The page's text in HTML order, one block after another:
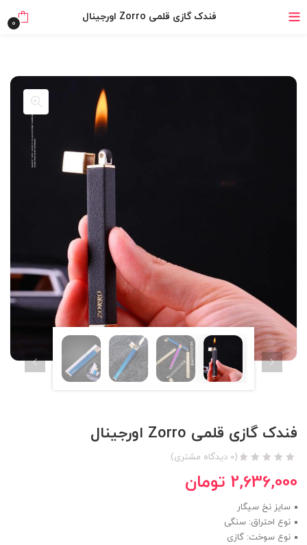
۴ قسط، بدون کارمزد
خرید قسطی با ترب‌پی
فندک گازی قلمی Zorro اورجینال 0
فندک گازی قلمی Zorro اورجینال
(
0 دیدگاه مشتری)
2,636,000 تومان
سایز نخ سیگار
نوع احتراق: سنگی
نوع سوخت: گازی